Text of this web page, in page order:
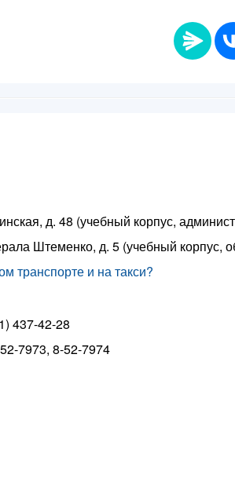
д. 48 (учебный корпус,
Штеменко, д. 5 (учебный корпус,
транспорте и на такси?
437-42-28
7973, 8-52-7974